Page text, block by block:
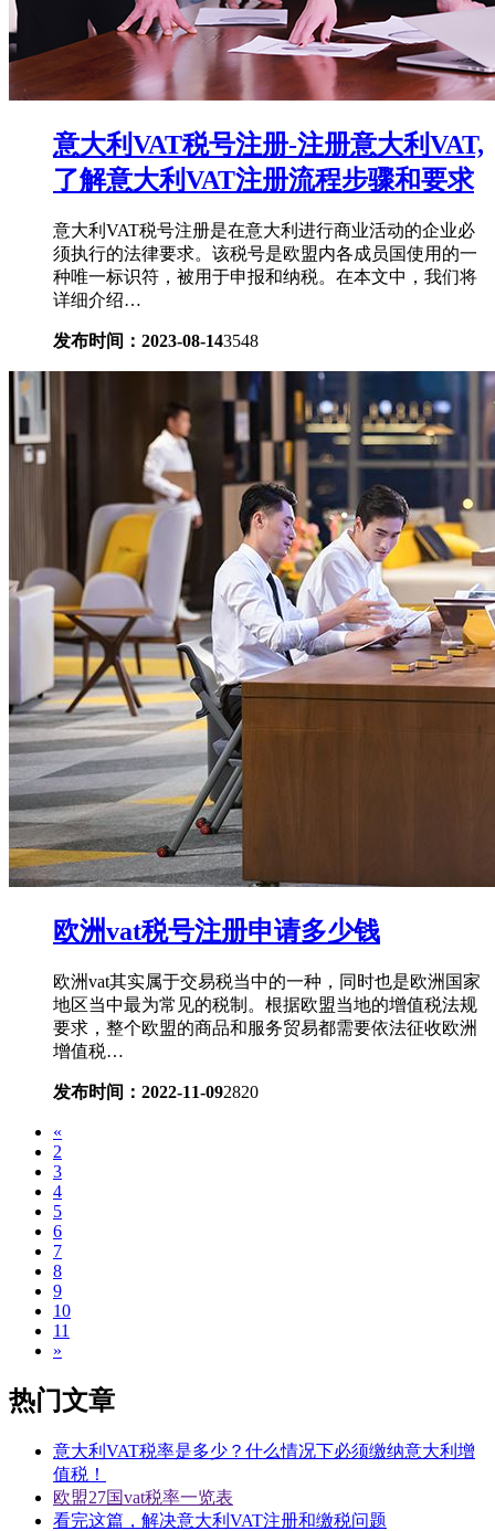
意大利VAT税号注册-注册意大利VAT,
了解意大利VAT注册流程步骤和要求
意大利VAT税号注册是在意大利进行商业活动的企业必
须执行的法律要求。该税号是欧盟内各成员国使用的一
种唯一标识符，被用于申报和纳税。在本文中，我们将
详细介绍…
发布时间：2023-08-143548
欧洲vat税号注册申请多少钱
欧洲vat其实属于交易税当中的一种，同时也是欧洲国家
地区当中最为常见的税制。根据欧盟当地的增值税法规
要求，整个欧盟的商品和服务贸易都需要依法征收欧洲
增值税…
发布时间：2022-11-092820
«
2
3
4
5
6
7
8
9
10
11
»
热门文章
意大利VAT税率是多少？什么情况下必须缴纳意大利增
值税！
欧盟27国vat税率一览表
看完这篇，解决意大利VAT注册和缴税问题